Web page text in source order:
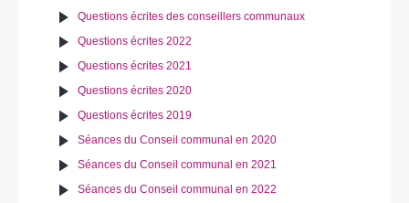
Questions écrites des conseillers communaux
Questions écrites 2022
Questions écrites 2021
Questions écrites 2020
Questions écrites 2019
Séances du Conseil communal en 2020
Séances du Conseil communal en 2021
Séances du Conseil communal en 2022